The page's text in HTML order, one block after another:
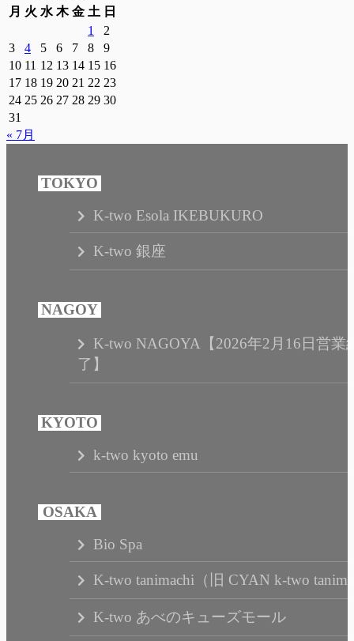
月 火 水 木 金 土 日
1
2
3
4 5 6 7 8
9
10 11 12 13 14 15 16
17 18 19 20 21 22 23
24 25 26 27 28 29 30
31
« 7月
K-two Esola IKEBUKURO
K-two 銀座
K-two NAGOYA【2026年2月16日営業
了】
k-two kyoto emu
Bio Spa
K-two tanimachi（旧 CYAN k-two
K-two あべのキューズモール